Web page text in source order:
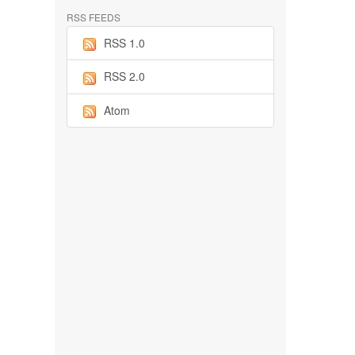
RSS FEEDS
RSS 1.0
RSS 2.0
Atom